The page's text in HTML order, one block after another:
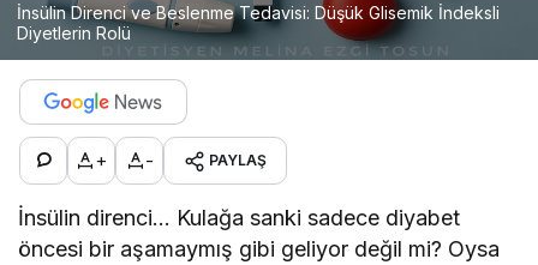
İnsülin Direnci ve Beslenme Tedavisi: Düşük Glisemik İndeksli
Diyetlerin Rolü
+ - PAYLAŞ
İnsülin direnci… Kulağa sanki sadece diyabet
öncesi bir aşamaymış gibi geliyor değil mi? Oysa